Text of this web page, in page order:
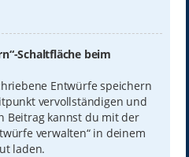
Schaltfläche beim
Entwürfe speichern
vervollständigen und
Beitrag kannst du mit der
verwalten“ in deinem
laden.